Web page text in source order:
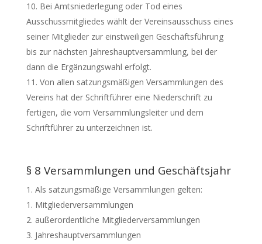
Bei Amtsniederlegung oder Tod eines
Ausschussmitgliedes wählt der Vereinsausschuss eines
seiner Mitglieder zur einstweiligen Geschäftsführung
bis zur nächsten Jahreshauptversammlung, bei der
dann die Ergänzungswahl erfolgt.
Von allen satzungsmäßigen Versammlungen des
Vereins hat der Schriftführer eine Niederschrift zu
fertigen, die vom Versammlungsleiter und dem
Schriftführer zu unterzeichnen ist.
§ 8 Versammlungen und Geschäftsjahr
Als satzungsmäßige Versammlungen gelten:
Mitgliederversammlungen
außerordentliche Mitgliederversammlungen
Jahreshauptversammlungen